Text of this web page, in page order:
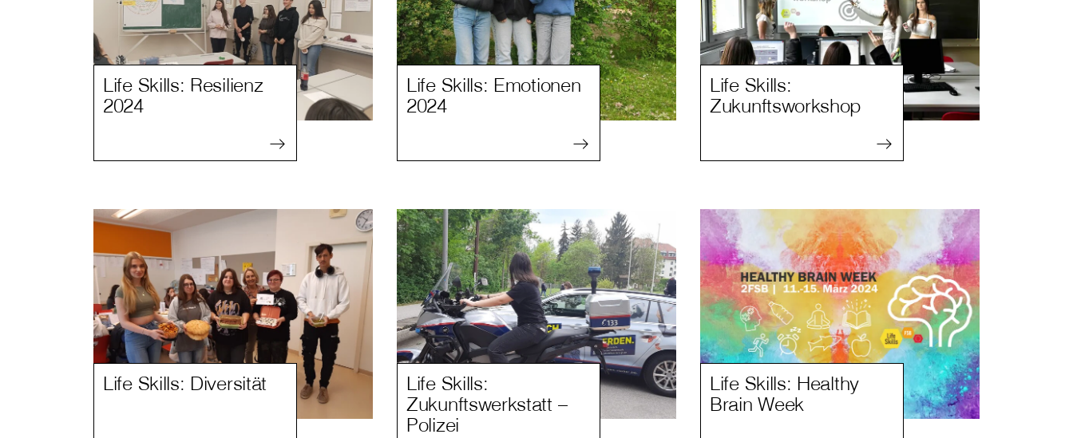
Life Skills: Resilienz
2024
Life Skills: Emotionen
2024
Life Skills:
Zukunftsworkshop
Life Skills: Diversität
Life Skills:
Zukunftswerkstatt –
Polizei
Life Skills: Healthy
Brain Week